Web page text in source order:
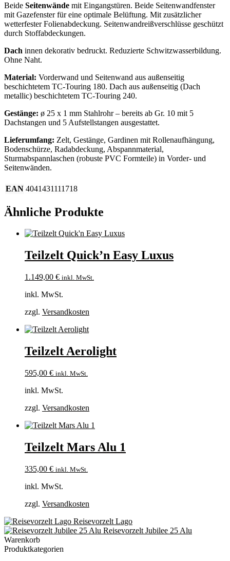
Beide Seitenwände mit Eingangstüren. Beide Seitenwandfenster
mit Gazefenster für eine optimale Belüftung. Mit zusätzlicher
wetterfester Folienabdeckung. Seitenwandreißverschlüsse geschützt
durch Stoffabdeckungen.
Dach innen dekorativ bedruckt. Reduzierte Schwitzwasserbildung.
Ohne Naht.
Material: Vorderwand und Seitenwand aus außenseitig
beschichtetem TC-Touring 180. Dach aus außenseitig (Dach
metallic) beschichtetem TC-Touring 240.
Gestänge: ø 25 x 1 mm Stahlrohr – bereits ab Gr. 10 mit 5
Dachstangen und 5 Aufstellstangen ausgestattet.
Lieferumfang: Zelt, Gestänge, Gardinen mit Rollenaufhängung,
Bodenschürze, Radabdeckung, Abspannmaterial,
Sturmabspannlaschen (robuste PVC Formteile) in Vorder- und
Seitenwänden.
EAN 4041431111718
Ähnliche Produkte
Teilzelt Quick’n Easy Luxus
1.149,00 € inkl. MwSt.
inkl. MwSt.
zzgl. Versandkosten
Teilzelt Aerolight
595,00 € inkl. MwSt.
inkl. MwSt.
zzgl. Versandkosten
Teilzelt Mars Alu 1
335,00 € inkl. MwSt.
inkl. MwSt.
zzgl. Versandkosten
Reisevorzelt Lago
Reisevorzelt Jubilee 25 Alu
Warenkorb
Produktkategorien